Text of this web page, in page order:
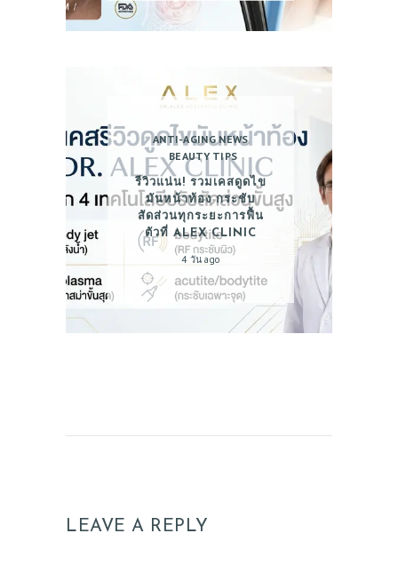
ANTI-AGING NEWS
BEAUTY TIPS
รีวิวแน่น! รวมเคสดูดไข
มันหน้าท้อง กระชับ
สัดส่วนทุกระยะการฟื้น
ตัวที่ ALEX CLINIC
4 วัน ago
LEAVE A REPLY